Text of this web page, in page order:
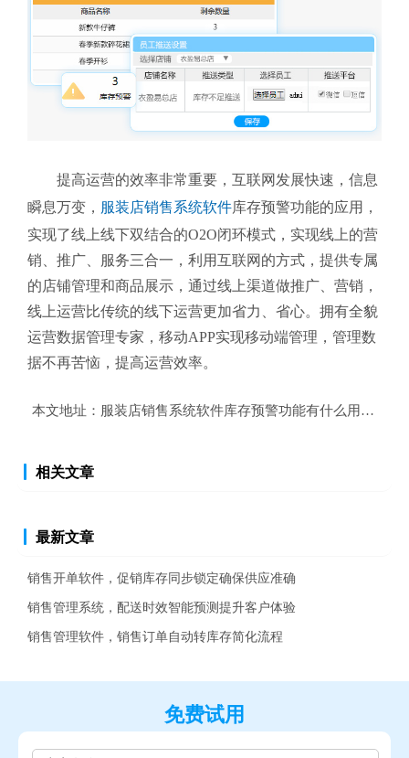
提高运营的效率非常重要，互联网发展快速，信息
瞬息万变， 服装店销售系统软件库存预警功能的应用，
实现了线上线下双结合的O2O闭环模式，实现线上的营
销、推广、服务三合一，利用互联网的方式，提供专属
的店铺管理和商品展示，通过线上渠道做推广、营销，
线上运营比传统的线下运营更加省力、省心。拥有全貌
运营数据管理专家，移动APP实现移动端管理，管理数
据不再苦恼，提高运营效率。
本文地址： 服装店销售系统软件库存预警功能有什么用处？
相关文章
最新文章
销售开单软件，促销库存同步锁定确保供应准确
销售管理系统，配送时效智能预测提升客户体验
销售管理软件，销售订单自动转库存简化流程
免费试用